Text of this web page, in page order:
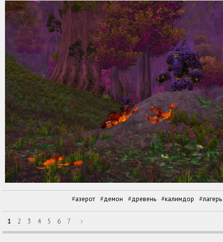
азерот демон древень калимдор
1 2 3 4 5 6 7 